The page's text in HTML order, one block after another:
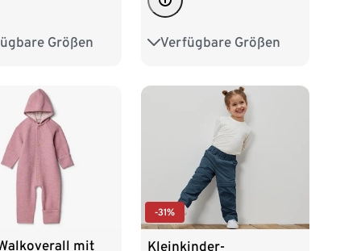
Größen
86/92 Verfügbare Größen
74/80 86/92
mit
-31%
Kleinkinder-